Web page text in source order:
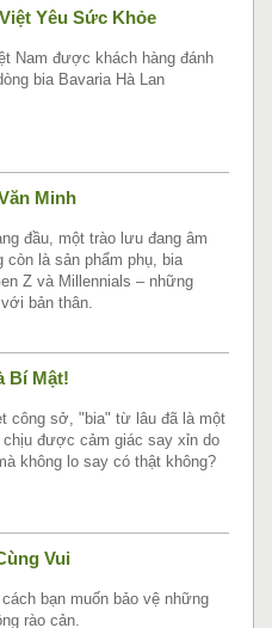
Yêu Sức Khỏe
Nam được khách hàng đánh
bia Bavaria Hà Lan
Minh
đầu, một trào lưu đang âm
còn là sản phẩm phụ, bia
Z và Millennials – những
bản thân.
Bí Mật!
công sở, "bia" từ lâu đã là một
chịu được cảm giác say xỉn do
không lo say có thật không?
Vui
bạn muốn bảo vệ những
rào cản.